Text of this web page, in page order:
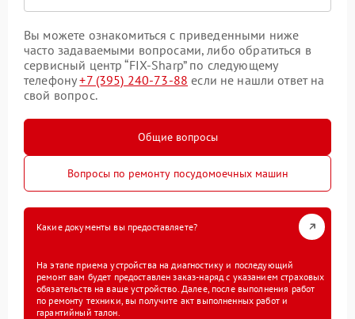
Вы можете ознакомиться с приведенными ниже
часто задаваемыми вопросами, либо обратиться в
сервисный центр “FIX-Sharp” по следующему
телефону+7 (395) 240-73-88 если не нашли ответ на
свой вопрос.
Общие вопросы
Вопросы по ремонту посудомоечных машин
Какие документы вы предоставляете?
На этапе приема устройства на диагностику и последующий
ремонт вам будет предоставлен заказ-наряд с указанием страховых
обязательств на ваше устройство. Далее, после выполнения работ
по ремонту техники, вы получите акт выполненных работ и
гарантийный талон.